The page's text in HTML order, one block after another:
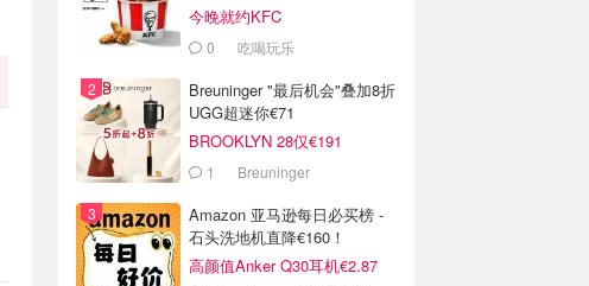
今晚就约KFC
0 吃喝玩乐
Breuninger "最后机会"叠加8折
UGG超迷你€71
BROOKLYN 28仅€191
1 Breuninger
Amazon 亚马逊每日必买榜 -
石头洗地机直降€160！
高颜值Anker Q30耳机€2.87